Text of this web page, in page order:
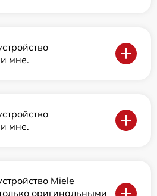
мне.
мне.
Miele
оригинальными